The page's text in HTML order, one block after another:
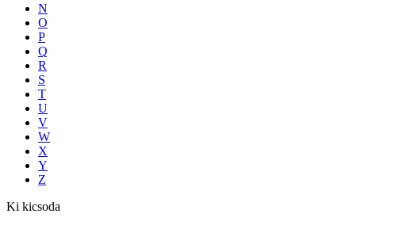
N
O
P
Q
R
S
T
U
V
W
X
Y
Z
Ki kicsoda